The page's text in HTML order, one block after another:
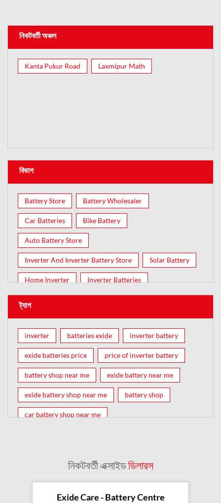
নিকটবর্তী অঞ্চল
Kanta Pukur Road Laxmipur Math
বিভাগ
Battery Store Battery Wholesaler
Car Batteries Bike Battery
Auto Battery Store
Inverter And Inverter Battery Store Solar Battery
Home Inverter Inverter Batteries
ট্যাগ
inverter batteries exide inverter battery
exide batteries price price of inverter battery
battery shop near me exide battery near me
exide battery shop near me battery shop
car battery shop near me
exide dealer near me exide showroom near me
নিকটবর্তী এক্সাইডডিলারস
Exide Care - Battery Centre